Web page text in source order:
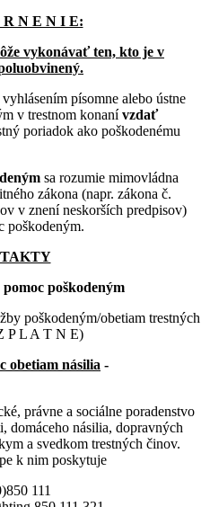
R N E N I E:
vykonávať ten, kto je v
písomne alebo ústne
v trestnom konanívzdať
poriadok ako poškodenému
sa rozumie mimovládna
zákona (napr. zákona č.
v znení neskorších predpisov)
poškodeným.
poškodeným
poškodeným/obetiam trestných
P L A T N E)
obetiam násilia -
právne a sociálne poradenstvo
domáceho násilia, dopravných
a svedkom trestných činov.
k nim poskytuje
850 111